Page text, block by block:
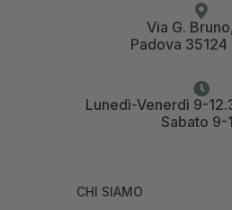
Via G.
Padova 35124
Lunedì-Venerdì 9-
Sabato 9-
CHI SIAMO